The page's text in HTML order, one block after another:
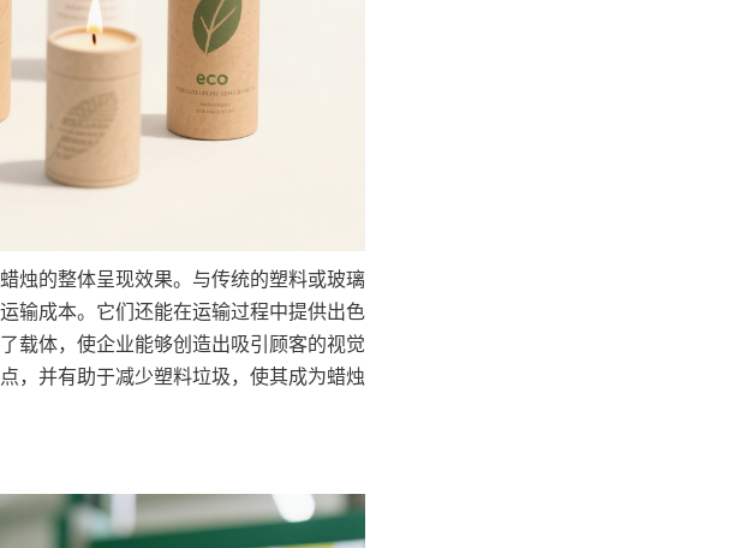
烛的整体呈现效果。与传统的塑料或玻璃
输成本。它们还能在运输过程中提供出色
载体，使企业能够创造出吸引顾客的视觉
，并有助于减少塑料垃圾，使其成为蜡烛